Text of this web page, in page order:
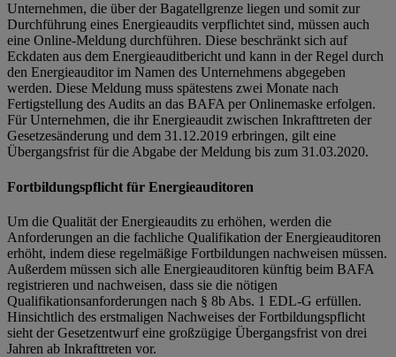
Unternehmen, die über der Bagatellgrenze liegen und somit zur
Durchführung eines Energieaudits verpflichtet sind, müssen auch
eine Online-Meldung durchführen. Diese beschränkt sich auf
Eckdaten aus dem Energieauditbericht und kann in der Regel durch
den Energieauditor im Namen des Unternehmens abgegeben
werden. Diese Meldung muss spätestens zwei Monate nach
Fertigstellung des Audits an das BAFA per Onlinemaske erfolgen.
Für Unternehmen, die ihr Energieaudit zwischen Inkrafttreten der
Gesetzesänderung und dem 31.12.2019 erbringen, gilt eine
Übergangsfrist für die Abgabe der Meldung bis zum 31.03.2020.
Fortbildungspflicht für Energieauditoren
Um die Qualität der Energieaudits zu erhöhen, werden die
Anforderungen an die fachliche Qualifikation der Energieauditoren
erhöht, indem diese regelmäßige Fortbildungen nachweisen müssen.
Außerdem müssen sich alle Energieauditoren künftig beim BAFA
registrieren und nachweisen, dass sie die nötigen
Qualifikationsanforderungen nach § 8b Abs. 1 EDL-G erfüllen.
Hinsichtlich des erstmaligen Nachweises der Fortbildungspflicht
sieht der Gesetzentwurf eine großzügige Übergangsfrist von drei
Jahren ab Inkrafttreten vor.